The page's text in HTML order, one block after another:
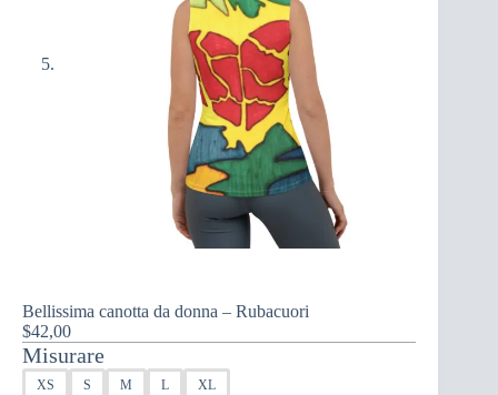
Bellissima canotta da donna – Rubacuori
$42,00
Misurare
XS S M L XL